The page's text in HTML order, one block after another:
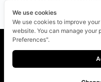
บนเว็บไซต์
We use cookies
We use cookies to improve
website. You can manage
Preferences".